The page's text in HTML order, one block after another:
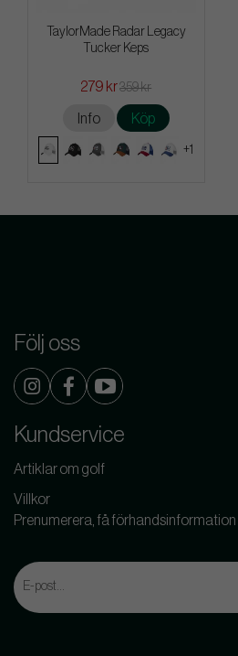
TaylorMade Radar Legacy
Tucker Keps
279 kr359 kr
Info Köp
+1
Följ oss
Kundservice
Artiklar om golf
Villkor
Prenumerera, få förhandsinformation